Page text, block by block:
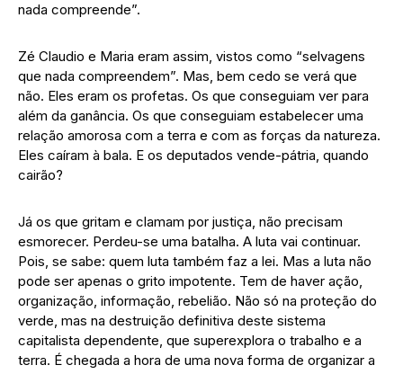
nada compreende”.
Zé Claudio e Maria eram assim, vistos como “selvagens
que nada compreendem”. Mas, bem cedo se verá que
não. Eles eram os profetas. Os que conseguiam ver para
além da ganância. Os que conseguiam estabelecer uma
relação amorosa com a terra e com as forças da natureza.
Eles caíram à bala. E os deputados vende-pátria, quando
cairão?
Já os que gritam e clamam por justiça, não precisam
esmorecer. Perdeu-se uma batalha. A luta vai continuar.
Pois, se sabe: quem luta também faz a lei. Mas a luta não
pode ser apenas o grito impotente. Tem de haver ação,
organização, informação, rebelião. Não só na proteção do
verde, mas na destruição definitiva deste sistema
capitalista dependente, que superexplora o trabalho e a
terra. É chegada a hora de uma nova forma de organizar a